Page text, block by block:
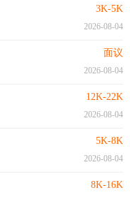
3K-5K
2026-08-04
面议
2026-08-04
12K-22K
2026-08-04
5K-8K
2026-08-04
8K-16K